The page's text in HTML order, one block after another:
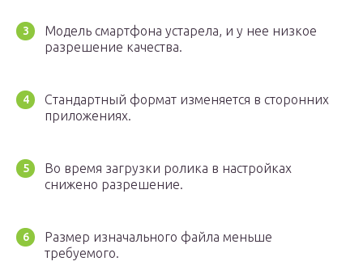
Модель смартфона устарела, и у нее низкое
разрешение качества.
Стандартный формат изменяется в сторонних
приложениях.
Во время загрузки ролика в настройках
снижено разрешение.
Размер изначального файла меньше
требуемого.